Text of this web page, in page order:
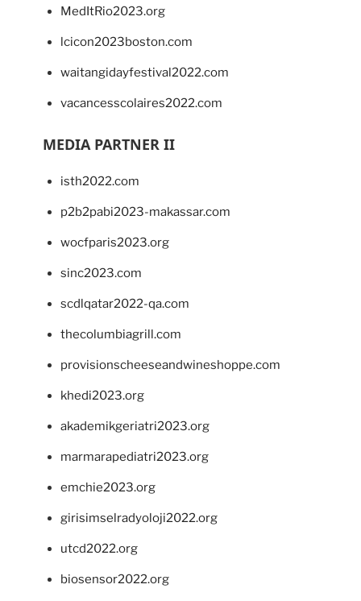
MedItRio2023.org
lcicon2023boston.com
waitangidayfestival2022.com
vacancesscolaires2022.com
MEDIA PARTNER II
isth2022.com
p2b2pabi2023-makassar.com
wocfparis2023.org
sinc2023.com
scdlqatar2022-qa.com
thecolumbiagrill.com
provisionscheeseandwineshoppe.com
khedi2023.org
akademikgeriatri2023.org
marmarapediatri2023.org
emchie2023.org
girisimselradyoloji2022.org
utcd2022.org
biosensor2022.org